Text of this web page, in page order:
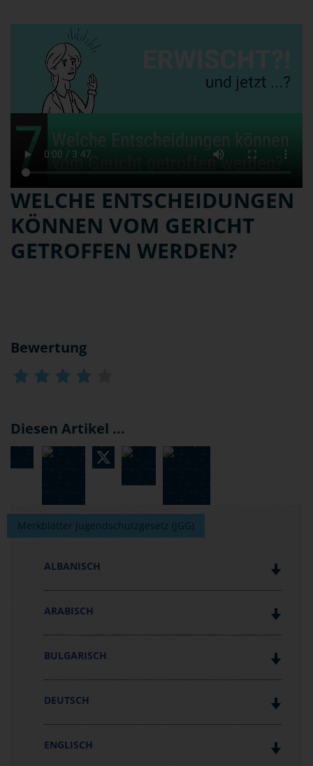
WELCHE ENTSCHEIDUNGEN
KÖNNEN VOM GERICHT
GETROFFEN WERDEN?
Bewertung
Diesen Artikel ...
Merkblätter Jugendschutzgesetz (JGG)
ALBANISCH
ARABISCH
BULGARISCH
DEUTSCH
ENGLISCH